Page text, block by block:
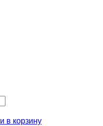
в корзину